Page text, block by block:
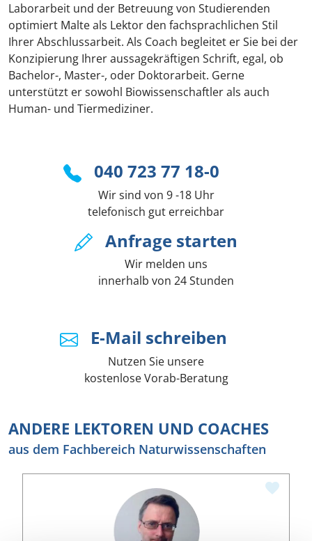
Laborarbeit und der Betreuung von Studierenden
optimiert Malte als Lektor den fachsprachlichen Stil
Ihrer Abschlussarbeit. Als Coach begleitet er Sie bei der
Konzipierung Ihrer aussagekräftigen Schrift, egal, ob
Bachelor-, Master-, oder Doktorarbeit. Gerne
unterstützt er sowohl Biowissenschaftler als auch
Human- und Tiermediziner.
040 723 77 18-0
Wir sind von 9 -18 Uhr
telefonisch gut erreichbar
Anfrage starten
Wir melden uns
innerhalb von 24 Stunden
E-Mail schreiben
Nutzen Sie unsere
kostenlose Vorab-Beratung
ANDERE LEKTOREN UND COACHES
aus dem Fachbereich Naturwissenschaften